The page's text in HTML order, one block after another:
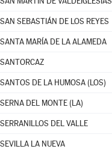
SAN SEBASTIÁN DE LOS REYES
SANTA MARÍA DE LA ALAMEDA
SANTORCAZ
SANTOS DE LA HUMOSA (LOS)
SERNA DEL MONTE (LA)
SERRANILLOS DEL VALLE
SEVILLA LA NUEVA